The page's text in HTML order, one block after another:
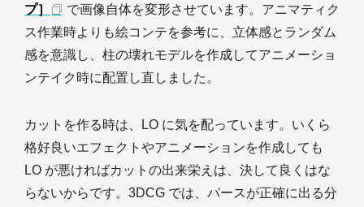
プ］
で画像自体を変形させています。アニマティク
ス作業時よりも絵コンテを参考に、立体感とランダム
感を意識し、柱の壊れモデルを作成してアニメーショ
ンテイク時に配置し直しました。
カットを作る時は、LO に気を配っています。いくら
格好良いエフェクトやアニメーションを作成しても
LO が悪ければカットの出来栄えは、決して良くはな
らないからです。3DCG では、パースが正確に出る分